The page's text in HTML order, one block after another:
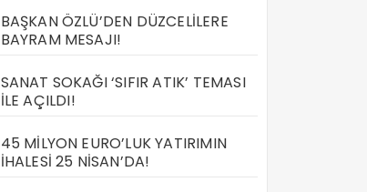
BAŞKAN ÖZLÜ’DEN DÜZCELİLERE
BAYRAM MESAJI!
SANAT SOKAĞI ‘SIFIR ATIK’ TEMASI
İLE AÇILDI!
45 MİLYON EURO’LUK YATIRIMIN
İHALESİ 25 NİSAN’DA!